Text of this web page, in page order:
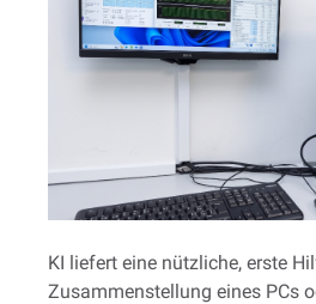
KI liefert eine nützliche, erste
Zusammenstellung eines PCs